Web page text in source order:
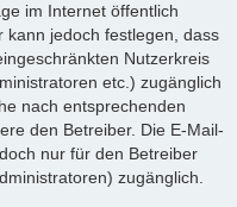
im Internet öffentlich
kann jedoch festlegen, dass
Nutzerkreis
etc.) zugänglich
nach entsprechenden
den Betreiber. Die E-Mail-
nur für den Betreiber
zugänglich.